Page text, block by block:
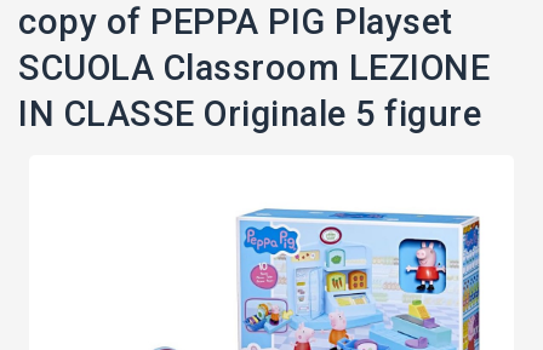
copy of PEPPA PIG Playset
SCUOLA Classroom LEZIONE
IN CLASSE Originale 5 figure